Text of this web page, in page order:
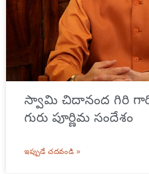
స్వామి చిదానంద గిరి గారి
గురు పూర్ణిమ సందేశం
ఇప్పుడే చదవండి »